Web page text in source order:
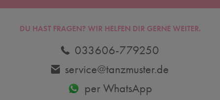
DU HAST FRAGEN? WIR HELFEN DIR GERNE WEITER.
033606-779250
service@tanzmuster.de
per WhatsApp